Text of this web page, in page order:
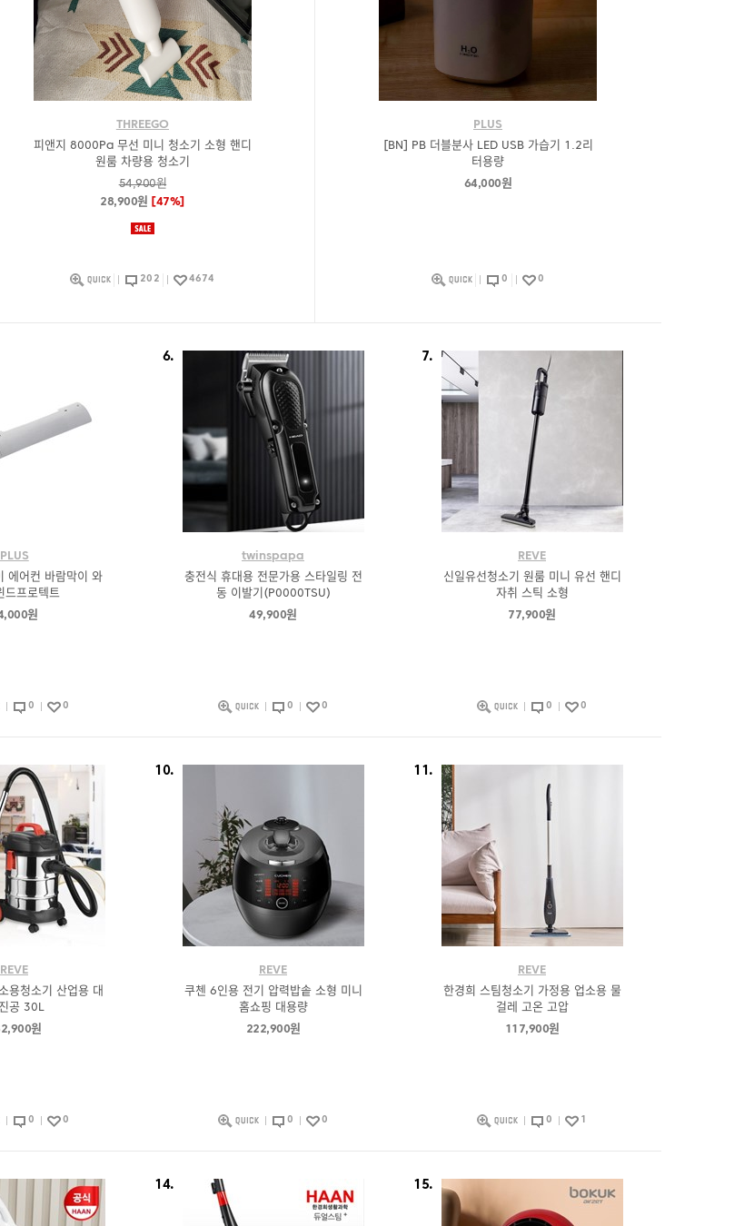
THREEGO
피앤지 8000Pa 무선 미니 청소기 소형 핸디
원룸 차량용 청소기
54,900원
28,900원 [47%]
202 4674
PLUS
[BN] PB 더블분사 LED USB 가습기 1.2리
터용량
64,000원
0 0
PLUS
에어컨 바람막이 와
드프로텍트
원
0 0
6.
twinspapa
충전식 휴대용 전문가용 스타일링 전
동 이발기(P0000TSU)
49,900원
0 0
7.
REVE
신일유선청소기 원룸 미니 유선 핸디
자취 스틱 소형
77,900원
0 0
REVE
용청소기 산업용 대
공 30L
원
0 0
10.
REVE
쿠첸 6인용 전기 압력밥솥 소형 미니
홈쇼핑 대용량
222,900원
0 0
11.
REVE
한경희 스팀청소기 가정용 업소용 물
걸레 고온 고압
117,900원
0 1
14. 15.